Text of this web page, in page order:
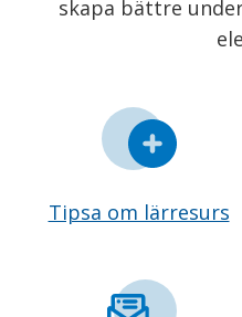
skapa bättre
Tipsa om lärresurs